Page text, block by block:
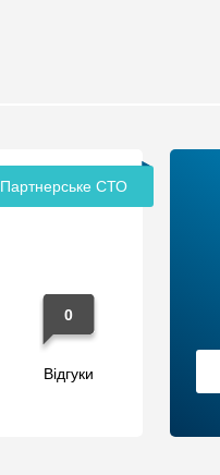
Партнерське СТО
0
Відгуки